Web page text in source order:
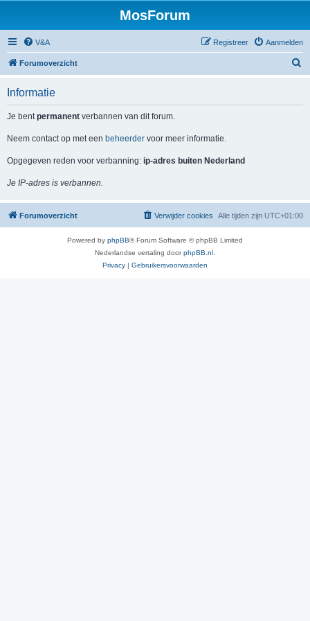
MosForum
V&A Aanmelden
Registreer
Forumoverzicht
Informatie
Je bentpermanent verbannen van dit forum.
Neem contact op met een beheerder voor meer informatie.
Opgegeven reden voor verbanning: ip-adres buiten Nederland
Je IP-adres is verbannen.
Forumoverzicht Alle tijden zijn UTC+01:00
Verwijder cookies
Powered by phpBB® Forum Software © phpBB Limited
Nederlandse vertaling doorphpBB.nl
Privacy | Gebruikersvoorwaarden